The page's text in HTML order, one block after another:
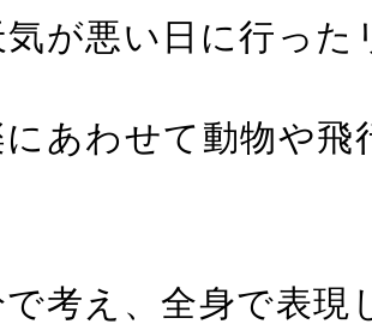
気が悪い日に行った
あわせて動物や飛
で考え、全身で表現